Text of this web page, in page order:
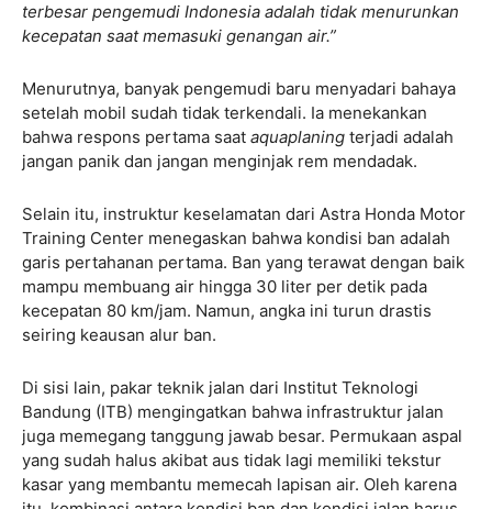
terbesar pengemudi Indonesia adalah tidak menurunkan
kecepatan saat memasuki genangan air.”
Menurutnya, banyak pengemudi baru menyadari bahaya
setelah mobil sudah tidak terkendali. Ia menekankan
bahwa respons pertama saat aquaplaning terjadi adalah
jangan panik dan jangan menginjak rem mendadak.
Selain itu, instruktur keselamatan dari Astra Honda Motor
Training Center menegaskan bahwa kondisi ban adalah
garis pertahanan pertama. Ban yang terawat dengan baik
mampu membuang air hingga 30 liter per detik pada
kecepatan 80 km/jam. Namun, angka ini turun drastis
seiring keausan alur ban.
Di sisi lain, pakar teknik jalan dari Institut Teknologi
Bandung (ITB) mengingatkan bahwa infrastruktur jalan
juga memegang tanggung jawab besar. Permukaan aspal
yang sudah halus akibat aus tidak lagi memiliki tekstur
kasar yang membantu memecah lapisan air. Oleh karena